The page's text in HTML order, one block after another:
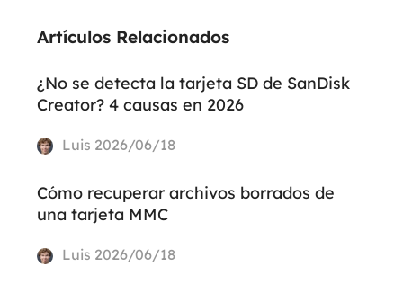
Artículos Relacionados
¿No se detecta la tarjeta SD de SanDisk
Creator? 4 causas en 2026
Luis 2026/06/18
Cómo recuperar archivos borrados de
una tarjeta MMC
Luis 2026/06/18